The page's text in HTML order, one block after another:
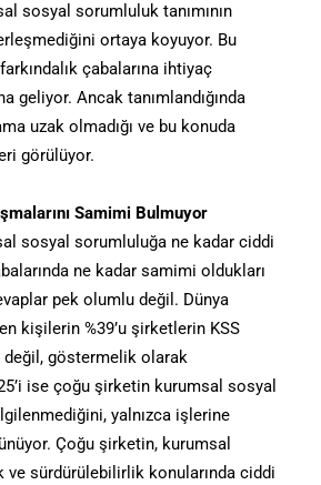
sosyal sorumluluk tanımının
ortaya koyuyor. Bu
çabalarına ihtiyaç
geliyor. Ancak tanımlandığında
uzak olmadığı ve bu konuda
görülüyor.
Samimi Bulmuyor
sosyal sorumluluğa ne kadar ciddi
ne kadar samimi oldukları
pek olumlu değil. Dünya
kişilerin %39’u şirketlerin KSS
değil, göstermelik olarak
ise çoğu şirketin kurumsal sosyal
yalnızca işlerine
Çoğu şirketin, kurumsal
sürdürülebilirlik konularında ciddi